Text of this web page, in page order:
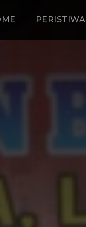
PERISTIWA